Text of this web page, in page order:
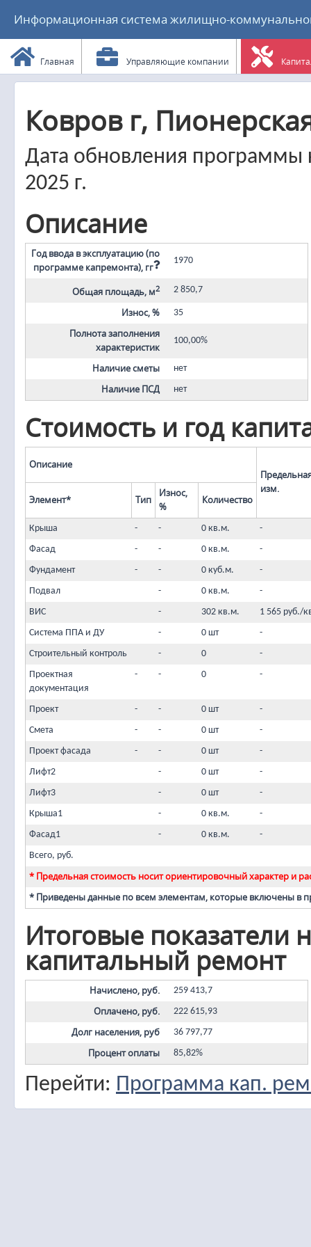
Информационная система жилищно-
Главная Управляющие компании
Ковров г,
Дата обновления программы
2025 г.
Описание
Год ввода в эксплуатацию (по
программе капремонта), гг
1970
Общая площадь, м2 2 850,7
Износ, % 35
Полнота заполнения
характеристик
100,00%
Наличие сметы нет
Наличие ПСД нет
Стоимость и год
Описание
изм.
Элемент*
Тип
Износ,
%
Количество
Крыша - - 0 кв.м.
-
Фасад
- - 0 кв.м.
-
Фундамент
- - 0 куб.м.
-
Подвал
- 0 кв.м.
-
ВИС
- 302 кв.м.
1 565 руб./
Система ППА и ДУ
- 0 шт
-
Строительный контроль
- 0
-
Проектная
документация
- - 0 -
Проект - - 0 шт
-
Смета
- - 0 шт
-
Проект фасада
- - 0 шт
-
Лифт2
- 0 шт
-
Лифт3
- 0 шт
-
Крыша1
- 0 кв.м.
-
Фасад1
- 0 кв.м.
-
Всего, руб.
* Предельная стоимость носит ориентировочный характер и
* Приведены данные по всем элементам, которые включены в
Итоговые показатели
капитальный ремонт
Начислено, руб. 259 413,7
Оплачено, руб. 222 615,93
Долг населения, руб 36 797,77
Процент оплаты 85,82%
Перейти: Программа кап.